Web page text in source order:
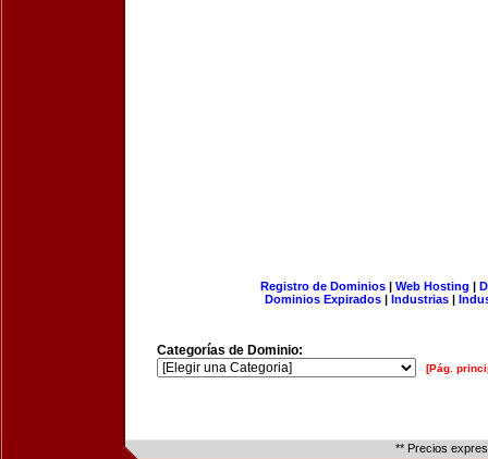
Registro de Dominios| Web Hosting |
Dominios Expirados | Industrias |
Categorías de Dominio:
[Pág.
** Precios